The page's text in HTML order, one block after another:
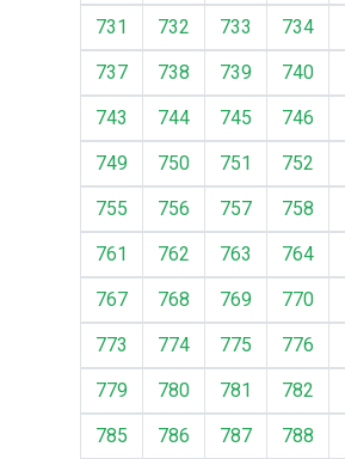
731
732 733 734
737
738 739 740
743
744 745 746
749
750 751 752
755
756 757 758
761
762 763 764
767
768 769 770
773
774 775 776
779
780 781 782
785
786 787 788